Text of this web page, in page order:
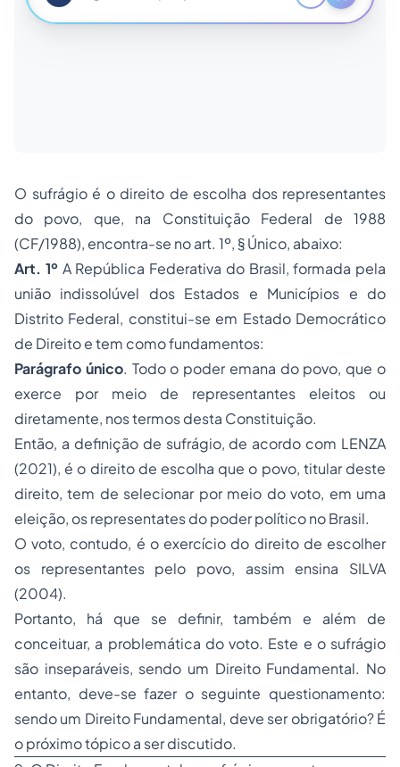
O sufrágio é o direito de escolha dos representantes
do povo, que, na Constituição Federal de 1988
(CF/1988), encontra-se no art. 1º, § Único, abaixo:
Art. 1ºA República Federativa do Brasil, formada pela
união indissolúvel dos Estados e Municípios e do
Distrito Federal, constitui-se em Estado Democrático
de Direito e tem como fundamentos:
Parágrafo único. Todo o poder emana do povo, que o
exerce por meio de representantes eleitos ou
diretamente, nos termos desta Constituição.
Então, a definição de sufrágio, de acordo com LENZA
(2021), é o direito de escolha que o povo, titular deste
direito, tem de selecionar por meio do voto, em uma
eleição, os representates do poder político no Brasil.
O voto, contudo, é o exercício do direito de escolher
os representantes pelo povo, assim ensina SILVA
(2004).
Portanto, há que se definir, também e além de
conceituar, a problemática do voto. Este e o sufrágio
são inseparáveis, sendo um Direito Fundamental. No
entanto, deve-se fazer o seguinte questionamento:
sendo um Direito Fundamental, deve ser obrigatório? É
o próximo tópico a ser discutido.